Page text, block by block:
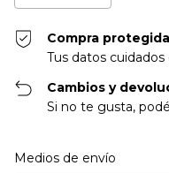
Compra protegida
Tus datos
Cambios y
Si no te gusta,
Entregas para el CP:
Medios de envío